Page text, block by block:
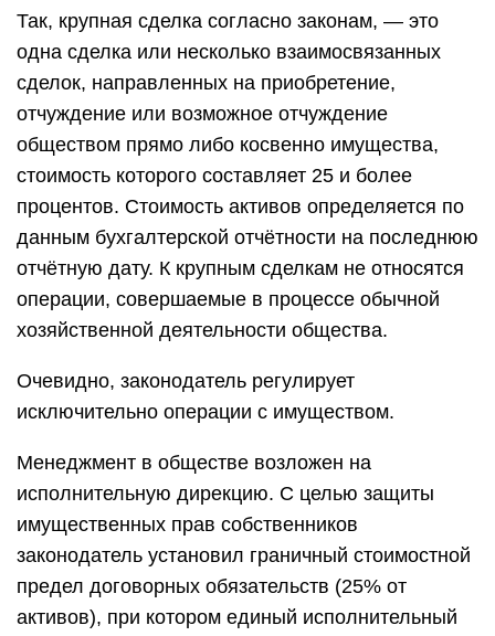
Так, крупная сделка согласно законам, — это
одна сделка или несколько взаимосвязанных
сделок, направленных на приобретение,
отчуждение или возможное отчуждение
обществом прямо либо косвенно имущества,
стоимость которого составляет 25 и более
процентов. Стоимость активов определяется по
данным бухгалтерской отчётности на последнюю
отчётную дату. К крупным сделкам не относятся
операции, совершаемые в процессе обычной
хозяйственной деятельности общества.
Очевидно, законодатель регулирует
исключительно операции с имуществом.
Менеджмент в обществе возложен на
исполнительную дирекцию. С целью защиты
имущественных прав собственников
законодатель установил граничный стоимостной
предел договорных обязательств (25% от
активов), при котором единый исполнительный